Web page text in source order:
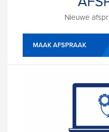
Nieuwe
MAAK AFSPRAAK